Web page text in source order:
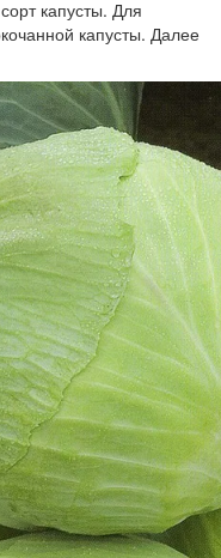
капусты. Для
капусты. Далее